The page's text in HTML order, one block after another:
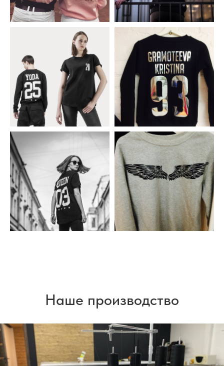
Наше производство